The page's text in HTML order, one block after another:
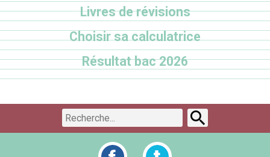
Livres de révisions
Choisir sa calculatrice
Résultat bac 2026